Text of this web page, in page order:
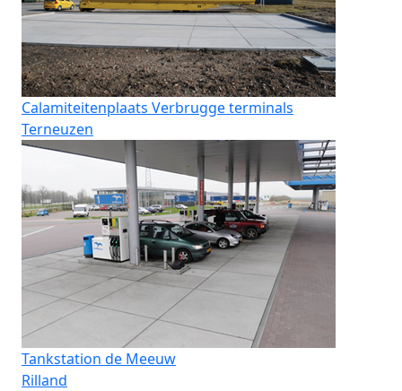
Calamiteitenplaats Verbrugge terminals
Terneuzen
Tankstation de Meeuw
Rilland